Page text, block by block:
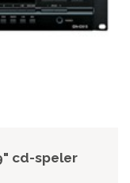
cd-speler